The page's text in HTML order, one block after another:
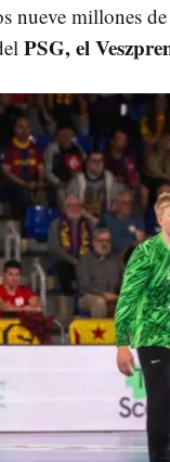
nueve millones
PSG, el